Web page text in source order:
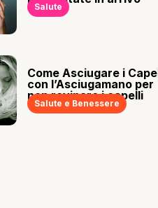
Salute
Come Asciugare i
con l’Asciugamano per
non rovinare i capelli
Salute e Benessere